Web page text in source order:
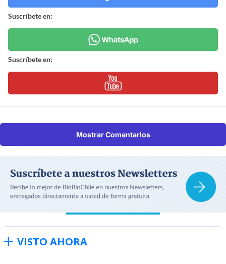
Suscríbete en:
Suscríbete en:
Mostrar Comentarios
VISTO AHORA